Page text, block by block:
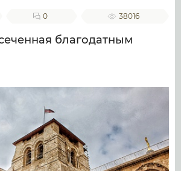
0 38016
благодатным